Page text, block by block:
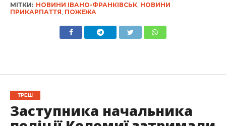
МІТКИ: НОВИНИ ІВАНО-ФРАНКІВСЬК, НОВИНИ
ПРИКАРПАТТЯ ПОЖЕЖА
ТРЕШ
Заступника начальника